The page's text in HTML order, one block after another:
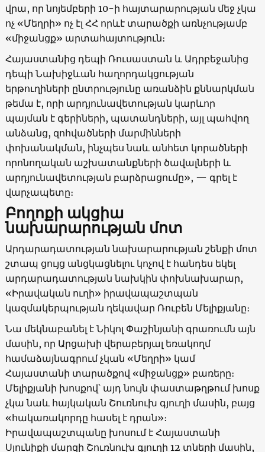
վրա, որ նոյեմբերի 10-ի հայտարարության մեջ չկա
ոչ «Մեղրի» ոչ էլ ՀՀ որևէ տարածքի առնչությամբ
«միջանցք» արտահայտություն։
Հայաստանից դեպի Ռուսաստան և Ադրբեջանից
դեպի Նախիջևան հաղորդակցության
երթուղիների ընտրությունը առանձին քննարկման
թեմա է, որի արդյունավետության կարևոր
պայման է գերիների, պատանդների, այլ պահվող
անձանց, զոհվածների մարմինների
փոխանակման, ինչպես նաև անհետ կորածների
որոնողական աշխատանքների ծավալների և
արդյունավետության բարձրացումը», — գրել է
վարչապետը։
Բողոքի ակցիա
նախարարության մոտ
Արդարադատության նախարարության շենքի մոտ
շտապ ցույց անցկացնելու կոչով է հանդես եկել
արդարադատության նախկին փոխնախարար,
«Իրավական ուղի» իրավապաշտպան
կազմակերպության ղեկավար Ռուբեն Մելիքյանը։
Նա մեկնաբանել է Նիկոլ Փաշինյանի գրառումն այն
մասին, որ Արցախի վերաբերյալ եռակողմ
համաձայնագրում չկան «Մեղրի» կամ
Հայաստանի տարածքով «միջանցք» բառերը։
Մելիքյանի խոսքով՝ այդ նույն փաստաթղթում խոսք
չկա նաև հայկական Շուռնուխ գյուղի մասին, բայց
«հակառակորդը հասել է դրան»։
Իրավապաշտպանը խոսում է Հայաստանի
Սյունիքի մարզի Շուռնուխ գյուղի 12 տների մասին,